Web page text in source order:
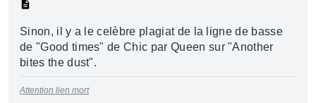
Sinon, il y a le celèbre plagiat de la ligne de basse
de "Good times" de Chic par Queen sur "Another
bites the dust".
Attention lien mort